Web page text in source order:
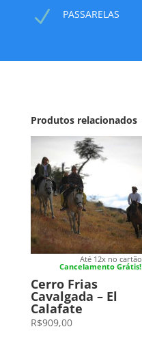
N PASSARELAS
Produtos relacionados
Até 12x no cartão
Cancelamento Grátis!
Cerro Frias
Cavalgada – El
Calafate
R$909,00